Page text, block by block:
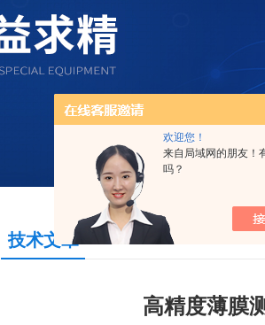
欢迎您！
来自局域网的朋友！
吗？
技术文章
高精度薄膜